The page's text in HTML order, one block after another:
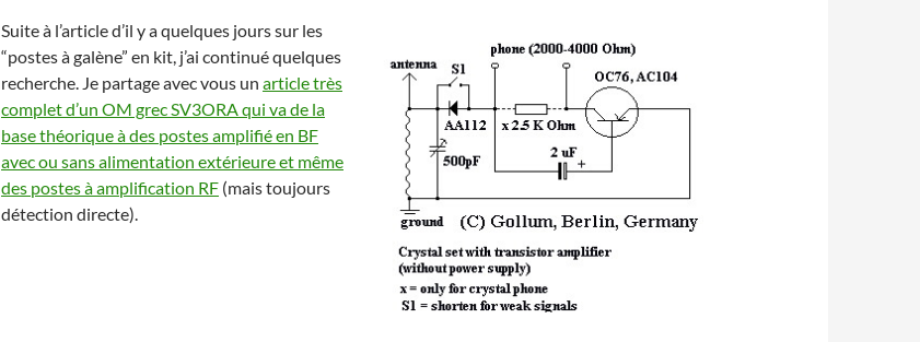
Suite à l’article d’il y a quelques jours sur les
“postes à galène” en kit, j’ai continué quelques
recherche. Je partage avec vous un article très
complet d’un OM grec SV3ORA qui va de la
base théorique à des postes amplifié en BF
avec ou sans alimentation extérieure et même
des postes à amplification RF (mais toujours
détection directe).